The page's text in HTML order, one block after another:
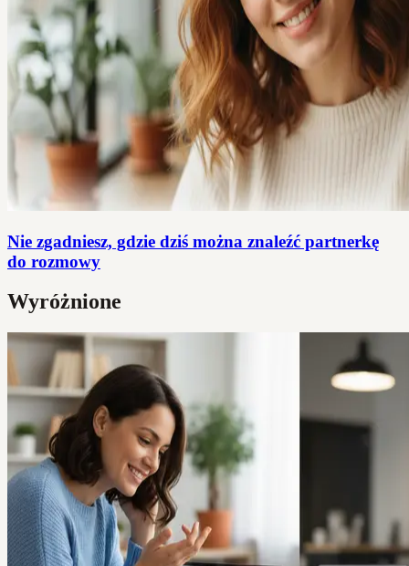
Nie zgadniesz, gdzie dziś można znaleźć partnerkę
do rozmowy
Wyróżnione